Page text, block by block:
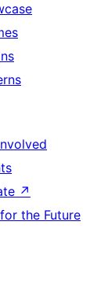
↗
the Future